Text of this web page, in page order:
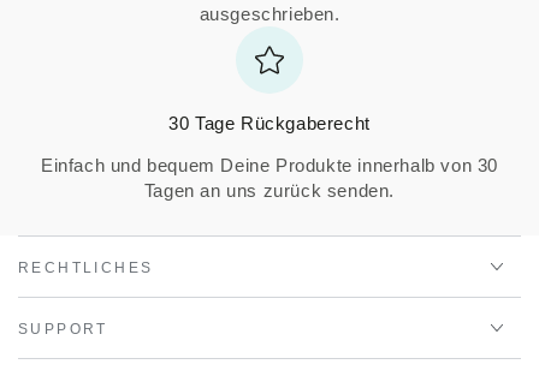
ausgeschrieben.
30 Tage Rückgaberecht
Einfach und bequem Deine Produkte innerhalb von 30
Tagen an uns zurück senden.
RECHTLICHES
SUPPORT